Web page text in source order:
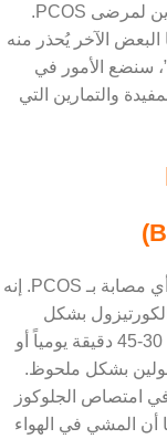
كثيرة متضاربة على الإنترنت حول أفضل التمارين لمرضى PCOS.
الآخر يُحذر منه
سنضع الأمور في
والتمارين التي
المشي السريع هو التمرين المثالي لبداية رحلة أي مصابة بـ PCOS. إنه
بشكل
مفرط. الدراسات العلمية تُثبت أن المشي لمدة 30-45 دقيقة يومياً أو
بشكل ملحوظ.
امتصاص الجلوكوز
أن المشي في الهواء